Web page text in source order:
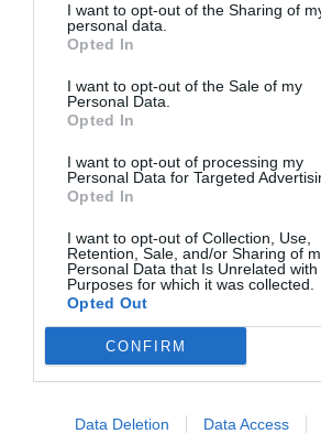
I want to opt-out of the Sharing of
personal data.
Opted In
I want to opt-out of the Sale of my
Personal Data.
Opted In
I want to opt-out of processing my
Personal Data for Targeted
Opted In
I want to opt-out of Collection, Use,
Retention, Sale, and/or Sharing of
Personal Data that Is Unrelated
Purposes for which it was collected.
Opted Out
CONFIRM
Data Deletion Data Access